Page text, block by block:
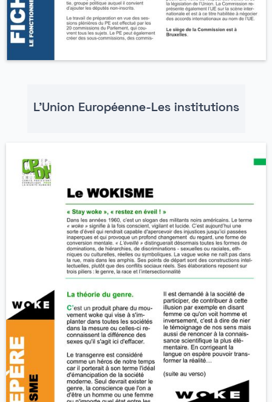
L'Union Européenne-Les institutions